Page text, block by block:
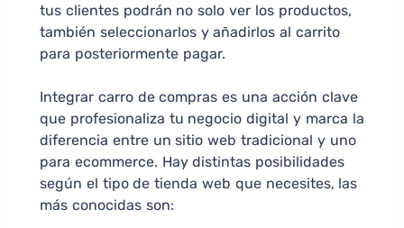
tus clientes podrán no solo ver los productos,
también seleccionarlos y añadirlos al carrito
para posteriormente pagar.
Integrar carro de compras es una acción clave
que profesionaliza tu negocio digital y marca la
diferencia entre un sitio web tradicional y uno
para ecommerce. Hay distintas posibilidades
según el tipo de tienda web que necesites, las
más conocidas son: